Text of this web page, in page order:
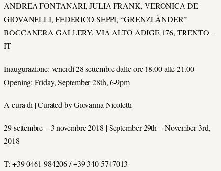
ANDREA FONTANARI, JULIA FRANK, VERONICA DE
GIOVANELLI, FEDERICO SEPPI, “GRENZLÄNDER”
BOCCANERA GALLERY, VIA ALTO ADIGE 176, TRENTO –
IT
Inaugurazione: venerdi 28 settembre dalle ore 18.00 alle 21.00
Opening: Friday, September 28th, 6-9pm
A cura di | Curated by Giovanna Nicoletti
29 settembre – 3 novembre 2018 | September 29th – November 3rd,
2018
T: +39 0461 984206 / +39 340 5747013